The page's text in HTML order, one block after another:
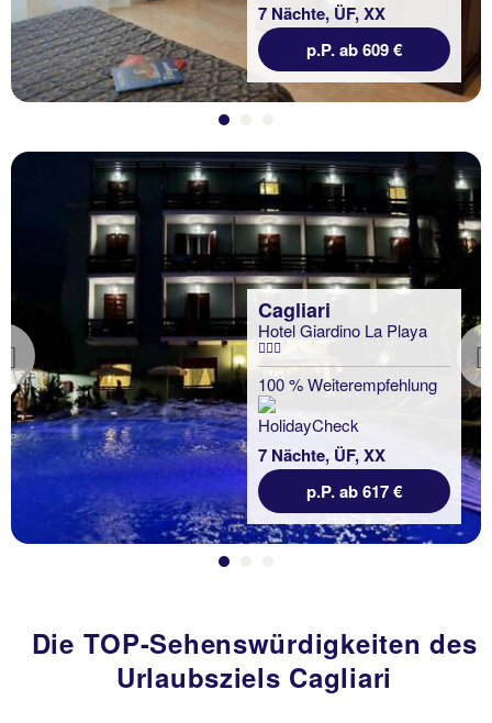
7 Nächte, ÜF, XX
p.P. ab 609 €
Previous
Cagliari
Hotel Giardino La Playa
100 % Weiterempfehlung
7 Nächte, ÜF, XX
p.P. ab 617 €
Die TOP-Sehenswürdigkeiten des
Urlaubsziels Cagliari